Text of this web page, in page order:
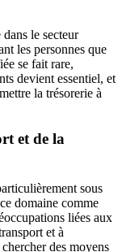
le secteur
les personnes que
se fait rare,
devient essentiel, et
la trésorerie à
et de la
sous
domaine comme
liées aux
et à
des moyens